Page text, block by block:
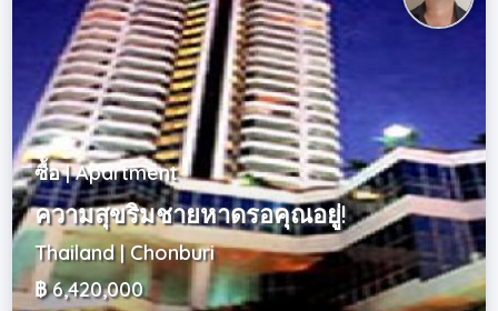
ซื้อ | Apartment
ความสุขริมชายหาดรอคุณอยู่!
Thailand | Chonburi
฿ 6,420,000